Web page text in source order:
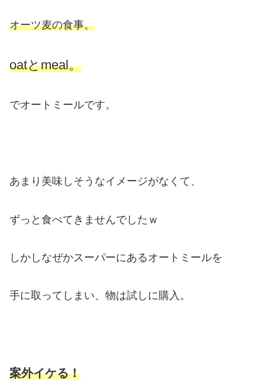
オーツ麦の食事。
oatとmeal。
でオートミールです。
あまり美味しそうなイメージがなくて、
ずっと食べてきませんでしたｗ
しかしなぜかスーパーにあるオートミールを
手に取ってしまい、物は試しに購入。
案外イケる！